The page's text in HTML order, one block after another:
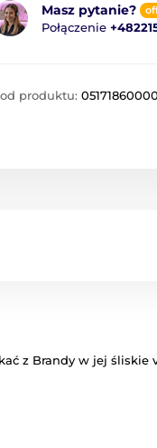
Masz pytanie?
Połączenie
produktu: 05171860000
z Brandy w jej śliskie